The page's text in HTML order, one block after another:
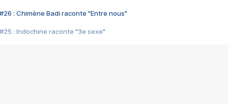
#26 : Chimène Badi raconte "Entre nous"
#25 : Indochine raconte "3e sexe"